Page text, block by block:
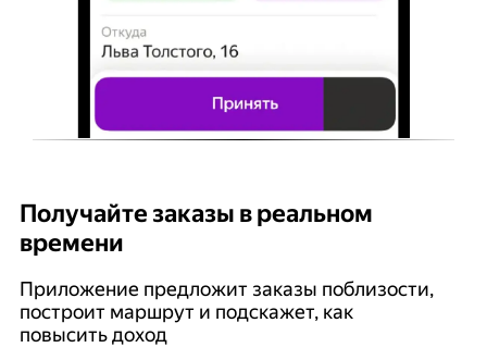
Получайте заказы в реальном
времени
Приложение предложит заказы поблизости,
построит маршрут и подскажет, как
повысить доход